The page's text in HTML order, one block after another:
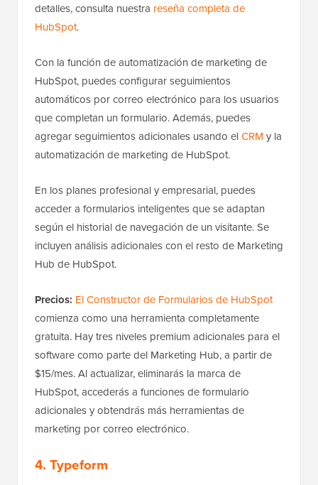
detalles, consulta nuestra reseña completa de
HubSpot.
Con la función de automatización de marketing de
HubSpot, puedes configurar seguimientos
automáticos por correo electrónico para los usuarios
que completan un formulario. Además, puedes
agregar seguimientos adicionales usando elCRM y la
automatización de marketing de HubSpot.
En los planes profesional y empresarial, puedes
acceder a formularios inteligentes que se adaptan
según el historial de navegación de un visitante. Se
incluyen análisis adicionales con el resto de Marketing
Hub de HubSpot.
Precios: El Constructor de Formularios de HubSpot
comienza como una herramienta completamente
gratuita. Hay tres niveles premium adicionales para el
software como parte del Marketing Hub, a partir de
$15/mes. Al actualizar, eliminarás la marca de
HubSpot, accederás a funciones de formulario
adicionales y obtendrás más herramientas de
marketing por correo electrónico.
4. Typeform